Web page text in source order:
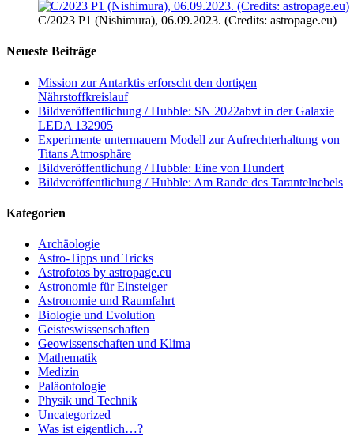
C/2023 P1 (Nishimura), 06.09.2023. (Credits: astropage.eu)
Neueste Beiträge
Mission zur Antarktis erforscht den dortigen
Nährstoffkreislauf
Bildveröffentlichung / Hubble: SN 2022abvt in der Galaxie
LEDA 132905
Experimente untermauern Modell zur Aufrechterhaltung von
Titans Atmosphäre
Bildveröffentlichung / Hubble: Eine von Hundert
Bildveröffentlichung / Hubble: Am Rande des Tarantelnebels
Kategorien
Archäologie
Astro-Tipps und Tricks
Astrofotos by astropage.eu
Astronomie für Einsteiger
Astronomie und Raumfahrt
Biologie und Evolution
Geisteswissenschaften
Geowissenschaften und Klima
Mathematik
Medizin
Paläontologie
Physik und Technik
Uncategorized
Was ist eigentlich…?